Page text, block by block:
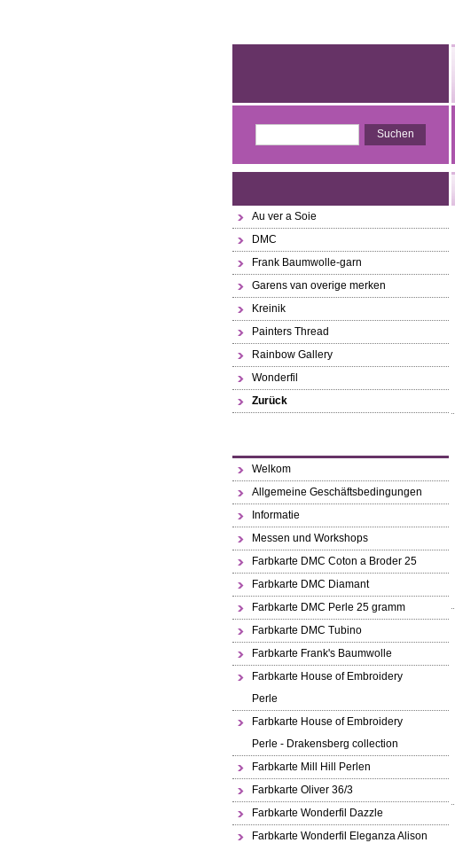
Au ver a Soie
DMC
Frank Baumwolle-garn
Garens van overige merken
Kreinik
Painters Thread
Rainbow Gallery
Wonderfil
Zurück
Welkom
Allgemeine Geschäftsbedingungen
Informatie
Messen und Workshops
Farbkarte DMC Coton a Broder 25
Farbkarte DMC Diamant
Farbkarte DMC Perle 25 gramm
Farbkarte DMC Tubino
Farbkarte Frank's Baumwolle
Farbkarte House of Embroidery
Perle
Farbkarte House of Embroidery
Perle - Drakensberg collection
Farbkarte Mill Hill Perlen
Farbkarte Oliver 36/3
Farbkarte Wonderfil Dazzle
Farbkarte Wonderfil Eleganza Alison